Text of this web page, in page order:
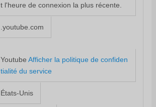
t l'heure de connexion la plus récente.
.youtube.com
YoutubeAfficher la politique de confiden
tialité du service
États-Unis